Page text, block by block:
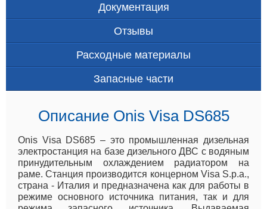
Документация
Отзывы
Расходные материалы
Запасные части
Описание Onis Visa DS685
Onis Visa DS685 – это промышленная дизельная
электростанция на базе дизельного ДВС с водяным
принудительным охлаждением радиатором на
раме. Станция производится концерном Visa S.p.a.,
страна - Италия и предназначена как для работы в
режиме основного источника питания, так и для